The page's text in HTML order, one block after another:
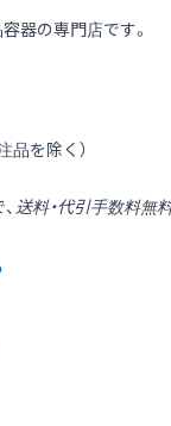
器の専門店です。
品を除く）
送料・代引手数料無